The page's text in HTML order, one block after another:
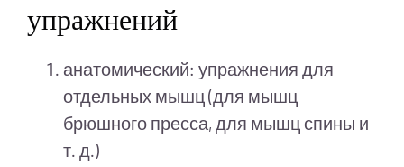
упражнений
анатомический: упражнения для
отдельных мышц (для мышц
брюшного пресса, для мышц спины и
т. д.)